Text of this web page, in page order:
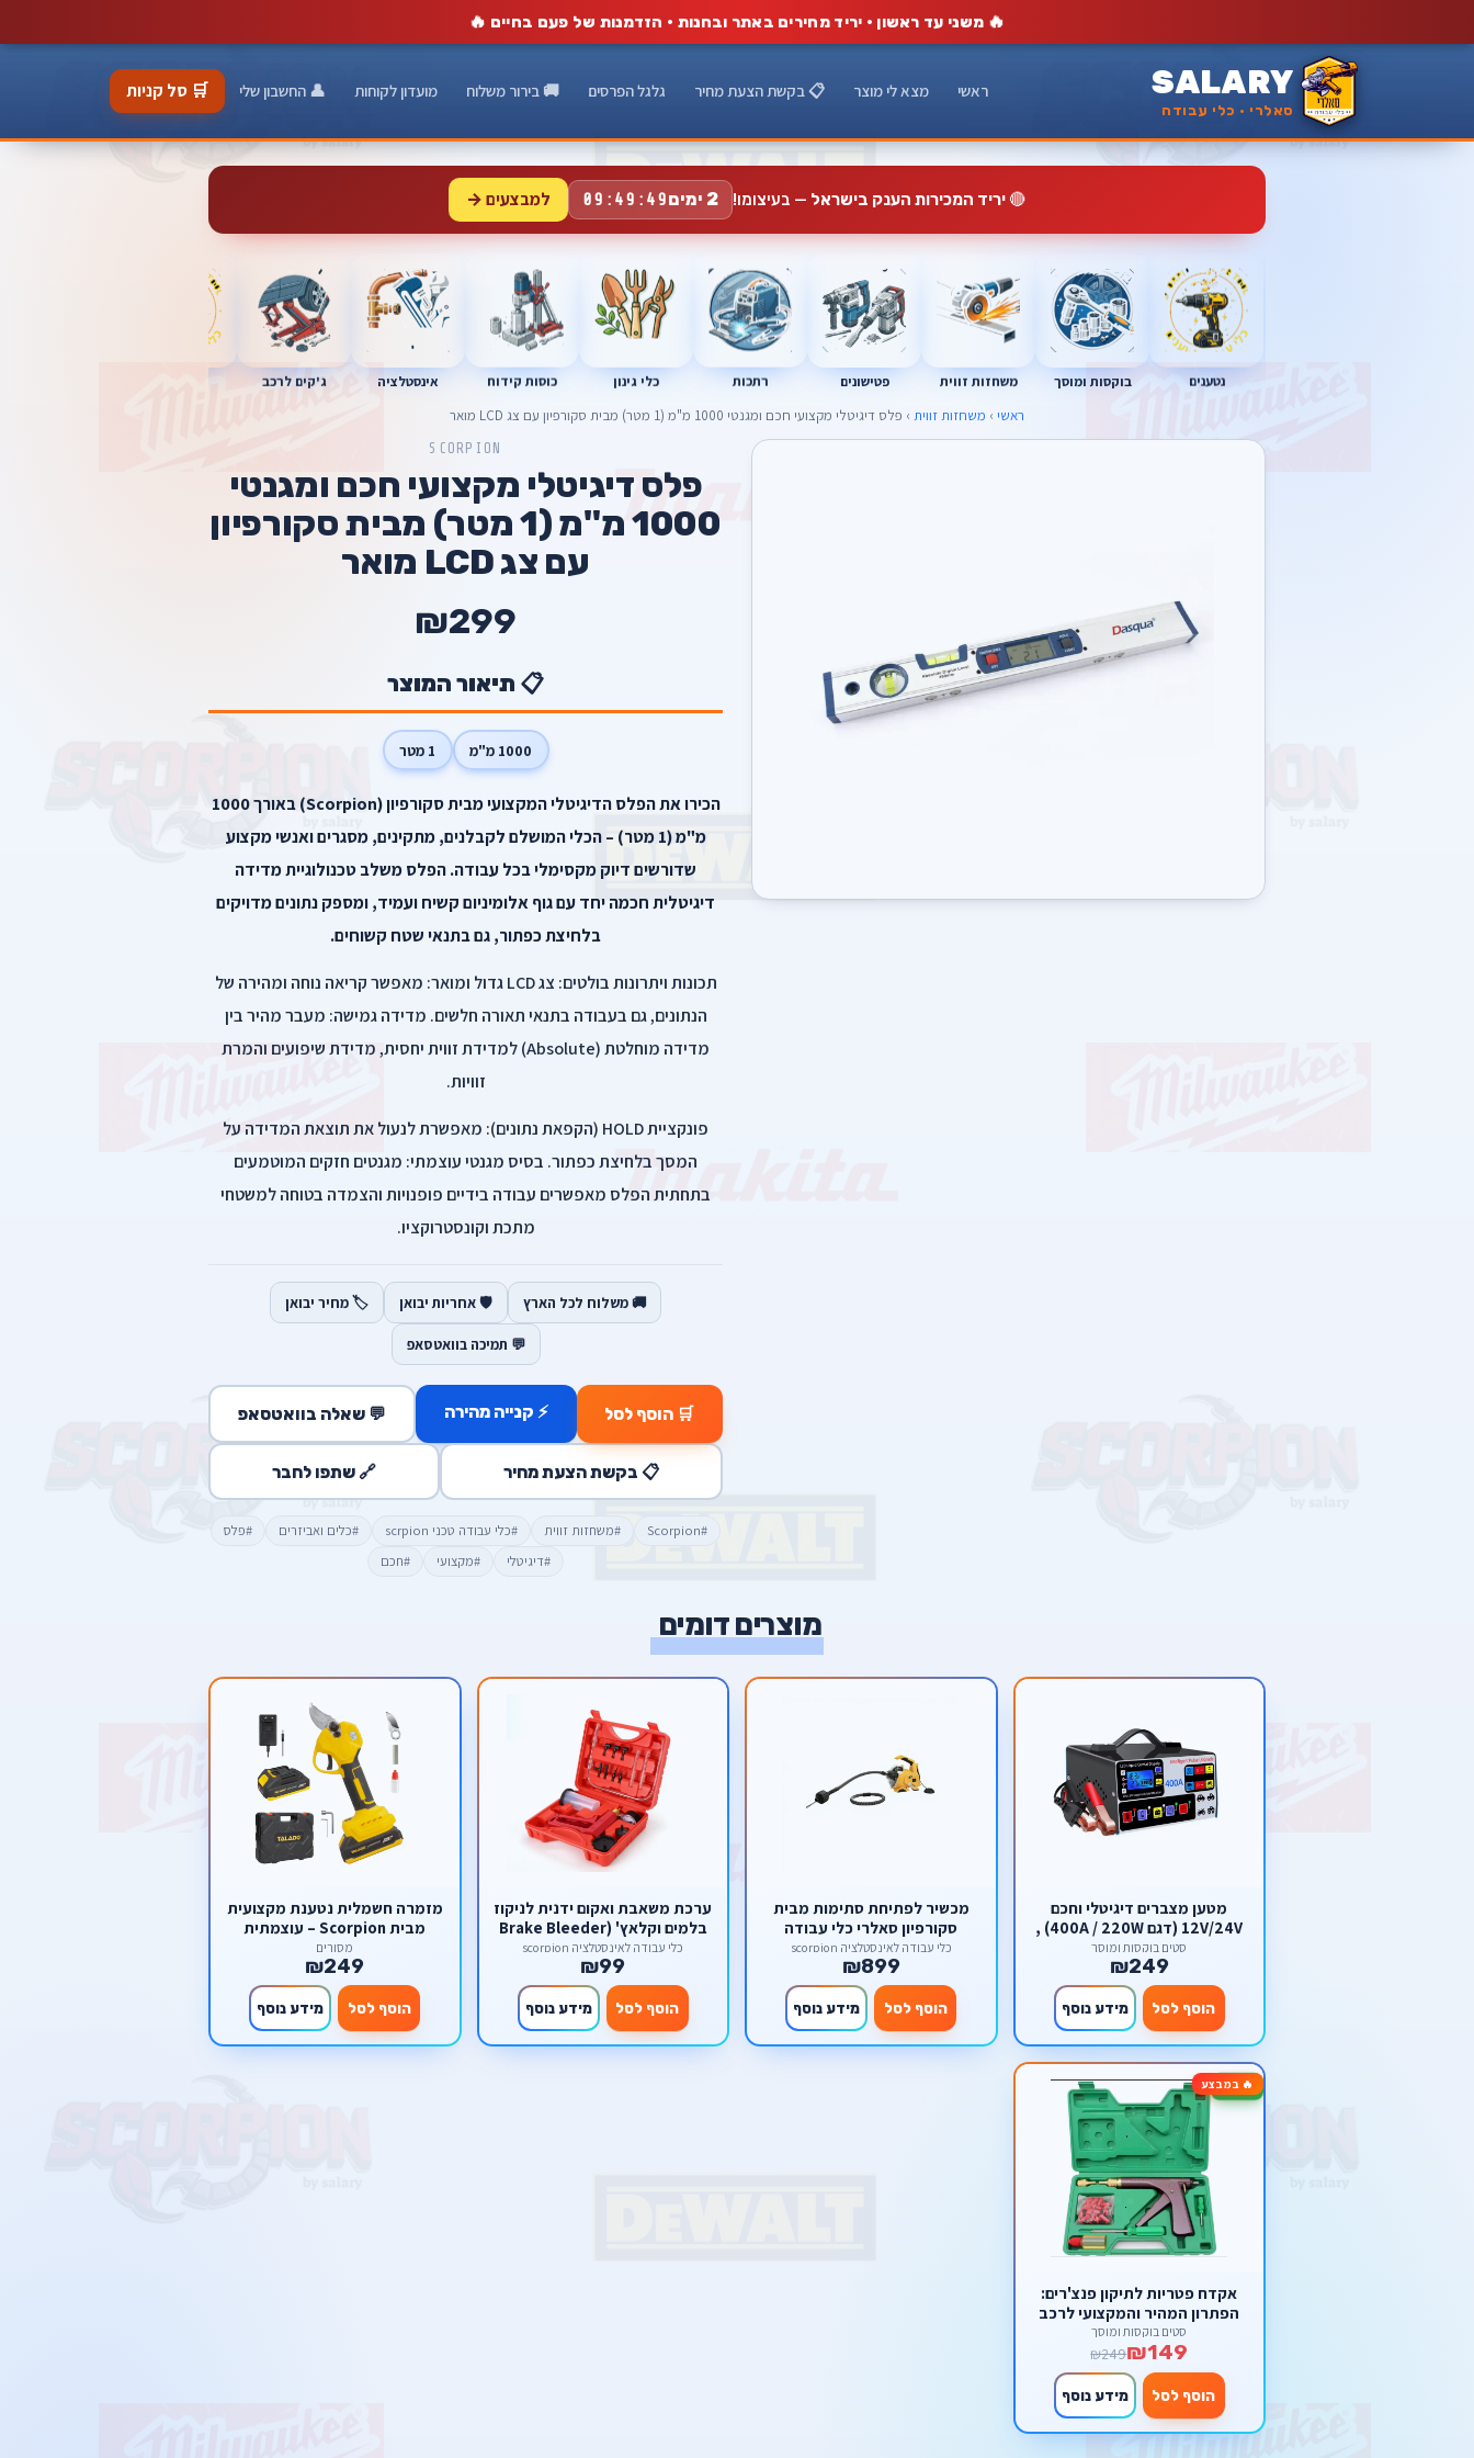
🔥 משני עד ראשון · יריד מחירים באתר ובחנות · הזדמנות של פעם בחיים 🔥
SALARY
סאלרי · כלי עבודה
ראשי מצא לי מוצר 📋 בקשת הצעת מחיר גלגל הפרסים 🚚 בירור משלוח מועדון לקוחות 👤 החשבון שלי 🛒 סל קניות
🔴יריד המכירות הענק בישראל — בעיצומו! 2 ימים 09:49:48 למבצעים →
נטענים בוקסות ומוסך משחזות זווית פטישונים רתכות כלי גינון כוסות קידוח אינסטלציה ג'קים לרכב
ראשי › משחזות זווית › פלס דיגיטלי מקצועי חכם ומגנטי 1000 מ"מ (1 מטר) מבית סקורפיון עם צג LCD מואר
SCORPION
פלס דיגיטלי מקצועי חכם ומגנטי
1000 מ"מ (1 מטר) מבית סקורפיון
עם צג LCD מואר
₪299
📋 תיאור המוצר
1000 מ"מ 1 מטר
הכירו את הפלס הדיגיטלי המקצועי מבית סקורפיון (Scorpion) באורך 1000
מ"מ (1 מטר) – הכלי המושלם לקבלנים, מתקינים, מסגרים ואנשי מקצוע
שדורשים דיוק מקסימלי בכל עבודה. הפלס משלב טכנולוגיית מדידה
דיגיטלית חכמה יחד עם גוף אלומיניום קשיח ועמיד, ומספק נתונים מדויקים
בלחיצת כפתור, גם בתנאי שטח קשוחים.
תכונות ויתרונות בולטים: צג LCD גדול ומואר: מאפשר קריאה נוחה ומהירה של
הנתונים, גם בעבודה בתנאי תאורה חלשים. מדידה גמישה: מעבר מהיר בין
מדידה מוחלטת (Absolute) למדידת זווית יחסית, מדידת שיפועים והמרת
זוויות.
פונקציית HOLD (הקפאת נתונים): מאפשרת לנעול את תוצאת המדידה על
המסך בלחיצת כפתור. בסיס מגנטי עוצמתי: מגנטים חזקים המוטמעים
בתחתית הפלס מאפשרים עבודה בידיים פופנויות והצמדה בטוחה למשטחי
מתכת וקונסטרוקציו.
🚚 משלוח לכל הארץ 🛡️ אחריות יבואן 🏷️ מחיר יבואן
💬 תמיכה בוואטסאפ
🛒 הוסף לסל ⚡ קנייה מהירה 💬 שאלה בוואטסאפ
📋 בקשת הצעת מחיר 🔗 שתפו לחבר
#Scorpion #משחזות זווית #כלי עבודה טכני scrpion #כלים ואביזרים
#פלס
#דיגיטלי
#מקצועי #חכם
מוצרים דומים
מטען מצברים דיגיטלי וחכם
12V/24V (דגם 400A / 220W) ,
מצב תיקון פולסים וטעינה
אוטומטית מלאה מבית סקורפיון
סטים בוקסות ומוסך
₪249
הוסף לסל מידע נוסף
מכשיר לפתיחת סתימות מבית
סקורפיון סאלרי כלי עבודה
כלי עבודה לאינסטלציה scorpion
₪899
הוסף לסל מידע נוסף
ערכת משאבת ואקום ידנית לניקוז
בלמים וקלאץ' (Brake Bleeder
Kit) – לעבודה קלה לאדם אחד
מבית סקורפיון
כלי עבודה לאינסטלציה scorpion
₪99
הוסף לסל מידע נוסף
מזמרה חשמלית נטענת מקצועית
מבית Scorpion – עוצמתית
מסורים
₪249
הוסף לסל מידע נוסף
🔥 במבצע-40%
אקדח פטריות לתיקון פנצ'רים:
הפתרון המהיר והמקצועי לרכב
ולאופנוע
סטים בוקסות ומוסך
₪149
₪249
הוסף לסל מידע נוסף